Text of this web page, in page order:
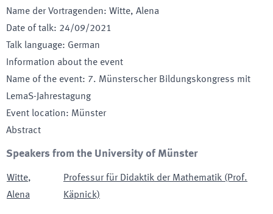
Name der Vortragenden: Witte, Alena
Date of talk: 24/09/2021
Talk language: German
Information about the event
Name of the event: 7. Münsterscher Bildungskongress mit
LemaS-Jahrestagung
Event location: Münster
Abstract
Speakers from the University of Münster
Witte,
Alena
Professur für Didaktik der Mathematik (Prof.
Käpnick)